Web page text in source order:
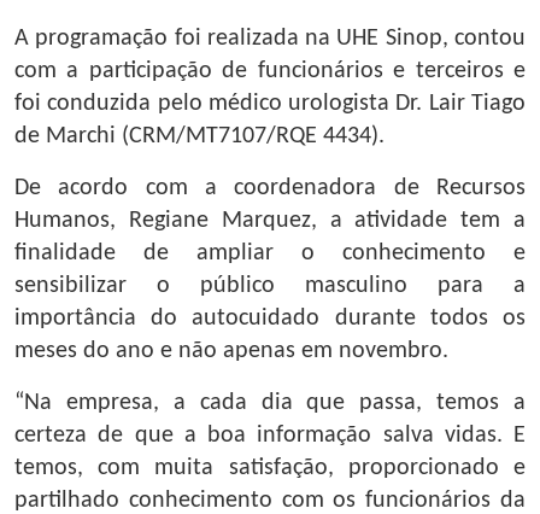
A programação foi realizada na UHE Sinop, contou
com a participação de funcionários e terceiros e
foi conduzida pelo médico urologista Dr. Lair Tiago
de Marchi (CRM/MT7107/RQE 4434).
De acordo com a coordenadora de Recursos
Humanos, Regiane Marquez, a atividade tem a
finalidade de ampliar o conhecimento e
sensibilizar o público masculino para a
importância do autocuidado durante todos os
meses do ano e não apenas em novembro.
“Na empresa, a cada dia que passa, temos a
certeza de que a boa informação salva vidas. E
temos, com muita satisfação, proporcionado e
partilhado conhecimento com os funcionários da